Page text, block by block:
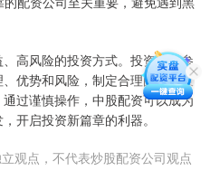
高风险的投资方式。投资者在参
优势和风险，制定合理的投资策
过谨慎操作，中股配资可以成为
开启投资新篇章的利器。
观点，不代表炒股配资公司观点